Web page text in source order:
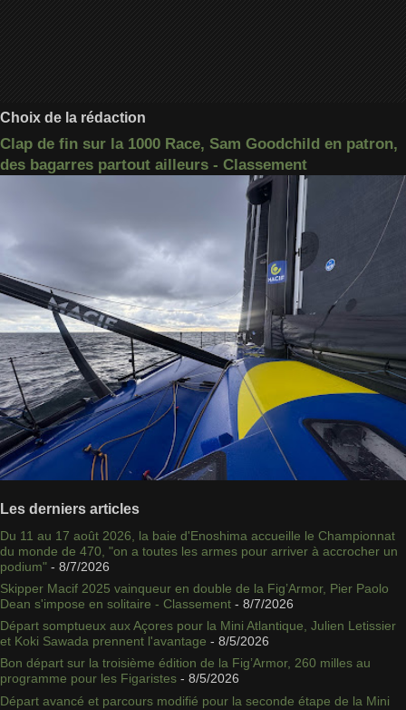
Choix de la rédaction
Clap de fin sur la 1000 Race, Sam Goodchild en patron,
des bagarres partout ailleurs - Classement
Les derniers articles
Du 11 au 17 août 2026, la baie d'Enoshima accueille le Championnat
du monde de 470, "on a toutes les armes pour arriver à accrocher un
podium" - 8/7/2026
Skipper Macif 2025 vainqueur en double de la Fig’Armor, Pier Paolo
Dean s'impose en solitaire - Classement - 8/7/2026
Départ somptueux aux Açores pour la Mini Atlantique, Julien Letissier
et Koki Sawada prennent l'avantage - 8/5/2026
Bon départ sur la troisième édition de la Fig’Armor, 260 milles au
programme pour les Figaristes - 8/5/2026
Départ avancé et parcours modifié pour la seconde étape de la Mini